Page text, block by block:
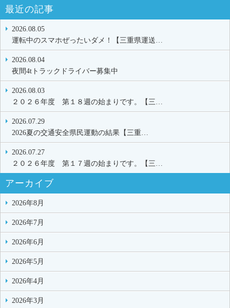
最近の記事
2026.08.05
運転中のスマホぜったいダメ！【三重県運送…
2026.08.04
夜間4tトラックドライバー募集中
2026.08.03
２０２６年度 第１８週の始まりです。【三…
2026.07.29
2026夏の交通安全県民運動の結果【三重…
2026.07.27
２０２６年度 第１７週の始まりです。【三…
アーカイブ
2026年8月
2026年7月
2026年6月
2026年5月
2026年4月
2026年3月